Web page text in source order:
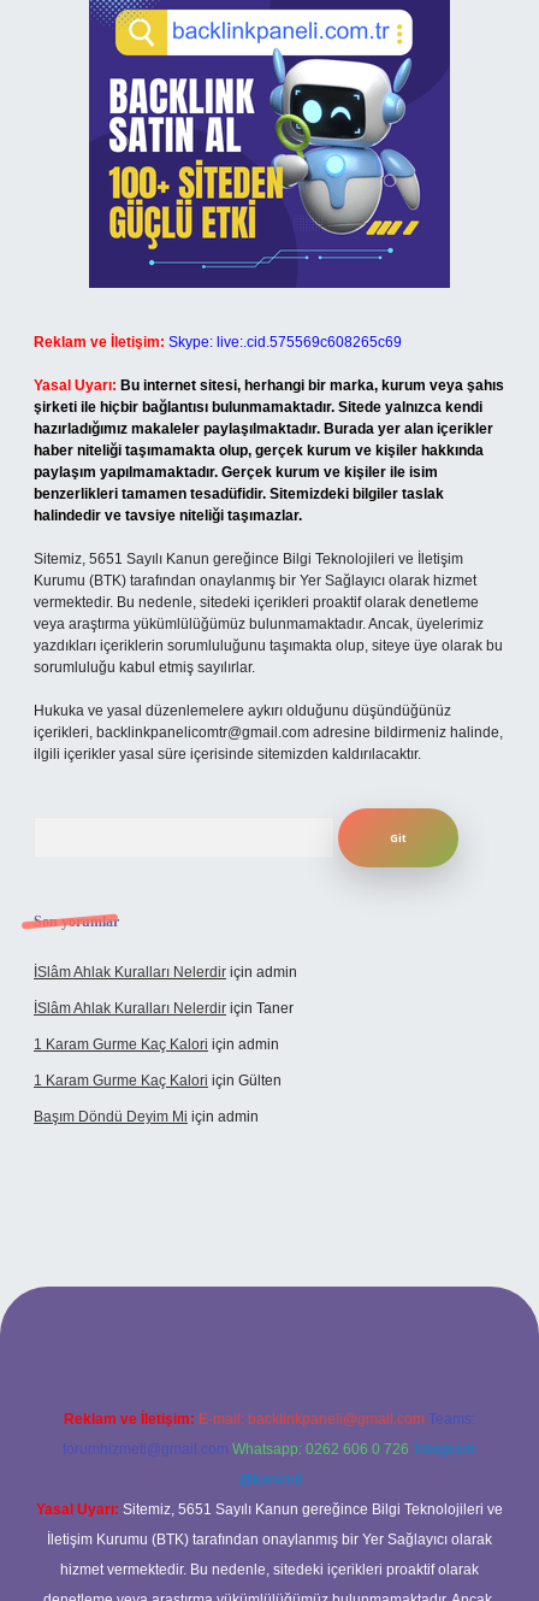
Reklam ve İletişim: Skype: live:.cid.575569c608265c69
Yasal Uyarı: Bu internet sitesi, herhangi bir marka, kurum veya şahıs
şirketi ile hiçbir bağlantısı bulunmamaktadır. Sitede yalnızca kendi
hazırladığımız makaleler paylaşılmaktadır. Burada yer alan içerikler
haber niteliği taşımamakta olup, gerçek kurum ve kişiler hakkında
paylaşım yapılmamaktadır. Gerçek kurum ve kişiler ile isim
benzerlikleri tamamen tesadüfidir. Sitemizdeki bilgiler taslak
halindedir ve tavsiye niteliği taşımazlar.
Sitemiz, 5651 Sayılı Kanun gereğince Bilgi Teknolojileri ve İletişim
Kurumu (BTK) tarafından onaylanmış bir Yer Sağlayıcı olarak hizmet
vermektedir. Bu nedenle, sitedeki içerikleri proaktif olarak denetleme
veya araştırma yükümlülüğümüz bulunmamaktadır. Ancak, üyelerimiz
yazdıkları içeriklerin sorumluluğunu taşımakta olup, siteye üye olarak bu
sorumluluğu kabul etmiş sayılırlar.
Hukuka ve yasal düzenlemelere aykırı olduğunu düşündüğünüz
içerikleri, backlinkpanelicomtr@gmail.com adresine bildirmeniz halinde,
ilgili içerikler yasal süre içerisinde sitemizden kaldırılacaktır.
Son yorumlar
İSlâm Ahlak Kuralları Nelerdir için admin
İSlâm Ahlak Kuralları Nelerdir için Taner
1 Karam Gurme Kaç Kalori için admin
1 Karam Gurme Kaç Kalori için Gülten
Başım Döndü Deyim Mi için admin
güncel giriş
Reklam ve İletişim: E-mail: backlinkpaneli@gmail.com Teams:
forumhizmeti@gmail.com Whatsapp: 0262 606 0 726 Telegram:
@karabul
Yasal Uyarı: Sitemiz, 5651 Sayılı Kanun gereğince Bilgi Teknolojileri ve
İletişim Kurumu (BTK) tarafından onaylanmış bir Yer Sağlayıcı olarak
hizmet vermektedir. Bu nedenle, sitedeki içerikleri proaktif olarak